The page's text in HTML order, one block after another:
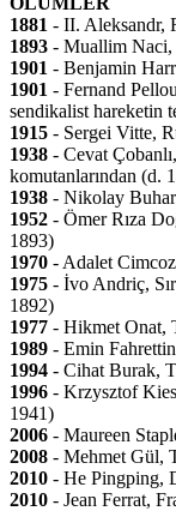
1881 - II. Aleksandr,
1893 - Muallim Naci,
1901 - Benjamin
1901 - Fernand
sendikalist hareketin
1915 - Sergei Vitte,
1938 - Cevat
komutanlarından (d.
1938 - Nikolay
1952 - Ömer Rıza
1893)
1970 - Adalet
1975 - İvo Andriç,
1892)
1977 - Hikmet Onat,
1989 - Emin
1994 - Cihat Burak,
1996 - Krzysztof
1941)
2006 - Maureen
2008 - Mehmet Gül,
2010 - He Pingping,
2010 - Jean Ferrat,